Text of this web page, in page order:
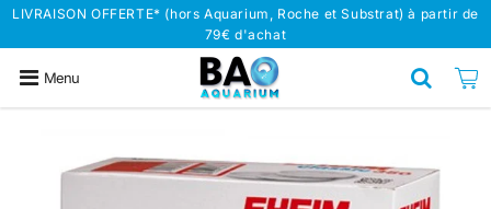
LIVRAISON OFFERTE* (hors Aquarium, Roche et Substrat) à partir de
79€ d'achat
Menu